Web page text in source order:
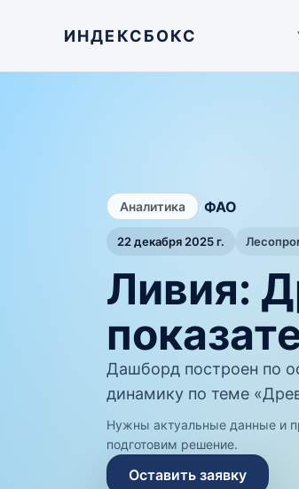
ИНДЕКСБОКС
Аналитика /ФАО
22 декабря 2025 г.
Ливия:
Дашборд построен по
динамику по теме
Нужны актуальные данные и
подготовим решение.
Оставить заявку